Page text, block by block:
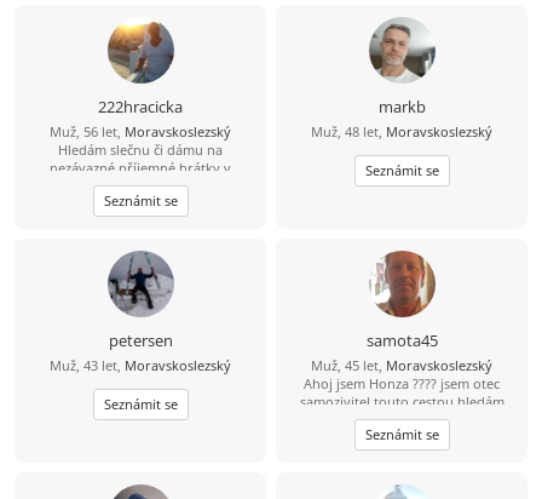
222hracicka
Muž, 56 let, Moravskoslezský
Hledám slečnu či dámu na
nezávazné příjemné hrátky v
dopoledních hodinách. Žádné
následné komplikace! :-D Ostravsko
Seznámit se
markb
Muž, 48 let, Moravskoslezský
Seznámit se
petersen
Muž, 43 let, Moravskoslezský
Seznámit se
samota45
Muž, 45 let, Moravskoslezský
Ahoj jsem Honza ???? jsem otec
samozivitel touto cestou hledám
lásku porozumění a upsymnost.
Seznámit se